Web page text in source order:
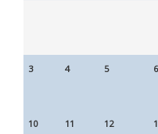
3 4 5 6
10 11 12